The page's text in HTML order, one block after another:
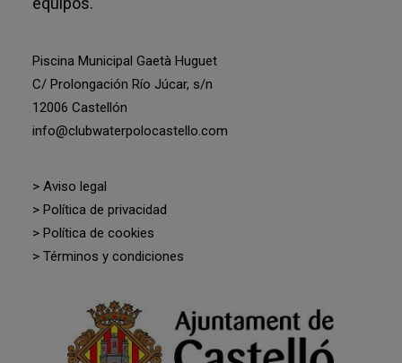
Piscina Municipal Gaetà Huguet
C/ Prolongación Río Júcar, s/n
12006 Castellón
info@clubwaterpolocastello.com
> Aviso legal
> Política de privacidad
> Política de cookies
> Términos y condiciones